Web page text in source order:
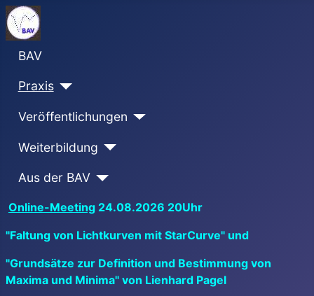
BAV
Praxis
Veröffentlichungen
Weiterbildung
Aus der BAV
Online-Meeting 24.08.2026 20Uhr
"Faltung von Lichtkurven mit StarCurve" und
"Grundsätze zur Definition und Bestimmung von
Maxima und Minima" von Lienhard Pagel